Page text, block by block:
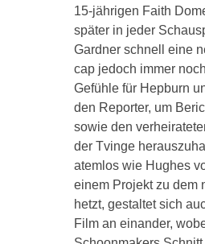
15-jährigen Faith
später in jeder
Gardner schnell eine
cap jedoch immer
Gefühle für Hepburn
den Reporter, um
sowie den
der Tvinge
atemlos wie Hughes
einem Projekt zu dem
hetzt, gestaltet sich
Film an einander,